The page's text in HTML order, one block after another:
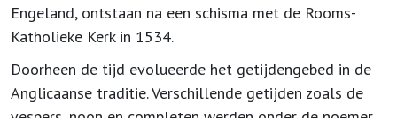
Engeland, ontstaan na een schisma met de Rooms-
Katholieke Kerk in 1534.
Doorheen de tijd evolueerde het getijdengebed in de
Anglicaanse traditie. Verschillende getijden zoals de